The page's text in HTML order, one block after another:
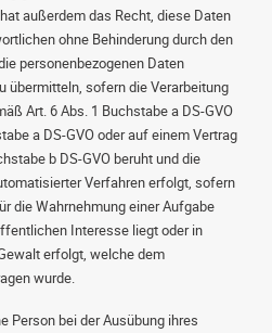
außerdem das Recht, diese Daten
ohne Behinderung durch den
personenbezogenen Daten
übermitteln, sofern die Verarbeitung
Art. 6 Abs. 1 Buchstabe a DS-GVO
a DS-GVO oder auf einem Vertrag
b DS-GVO beruht und die
Verfahren erfolgt, sofern
die Wahrnehmung einer Aufgabe
Interesse liegt oder in
erfolgt, welche dem
wurde.
Person bei der Ausübung ihres